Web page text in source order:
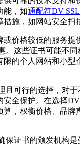
能，如通配符DV
施，如网站安全扫
价格较低的服务提
。这些证书可能不
的个人网站和小型
且可行的选择，对
全保护。在选择
，权衡价格、品牌
保证书的颁发机构